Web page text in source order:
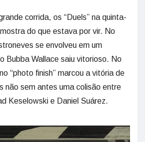
corrida, os “Duels” na quinta-
do que estava por vir. No
se envolveu em um
Bubba Wallace saiu vitorioso. No
“photo finish” marcou a vitória de
não sem antes uma colisão entre
Keselowski e Daniel Suárez.